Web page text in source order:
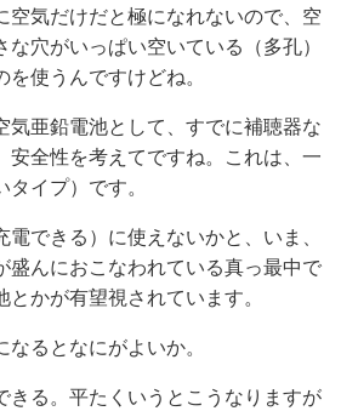
空気だけだと極になれないので、空
穴がいっぱい空いている（多孔）
使うんですけどね。
気亜鉛電池として、すでに補聴器な
安全性を考えてですね。これは、一
イプ）です。
できる）に使えないかと、いま、
盛んにおこなわれている真っ最中で
かが有望視されています。
るとなにがよいか。
きる。平たくいうとこうなりますが